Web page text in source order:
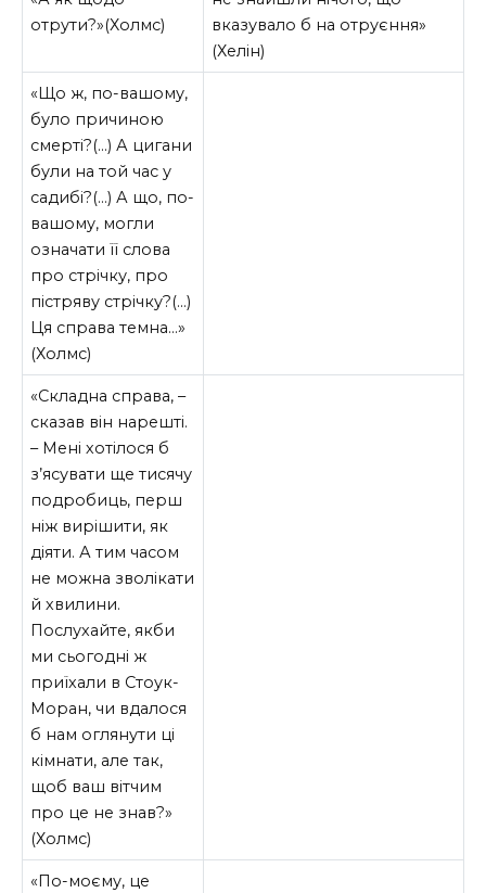
отрути?»(Холмс)
вказувало б на отруєння»
(Хелін)
«Що ж, по-вашому,
було причиною
смерті?(…) А цигани
були на той час у
садибі?(…) А що, по-
вашому, могли
означати її слова
про стрічку, про
пістряву стрічку?(…)
Ця справа темна…»
(Холмс)
«Складна справа, –
сказав він нарешті.
– Мені хотілося б
з’ясувати ще тисячу
подробиць, перш
ніж вирішити, як
діяти. А тим часом
не можна зволікати
й хвилини.
Послухайте, якби
ми сьогодні ж
приїхали в Стоук-
Моран, чи вдалося
б нам оглянути ці
кімнати, але так,
щоб ваш вітчим
про це не знав?»
(Холмс)
«По-моєму, це